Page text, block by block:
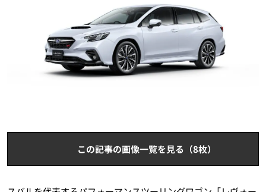
この記事の画像一覧を見る（8枚）